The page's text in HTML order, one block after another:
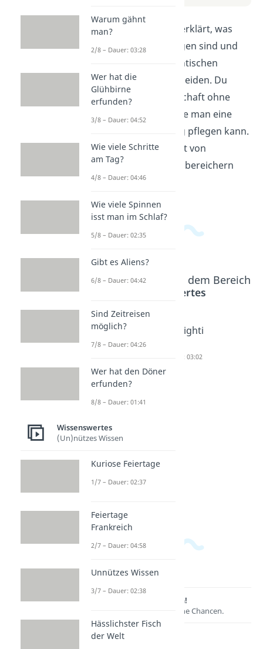
In diesem Video wird erklärt, was
platonische Beziehungen sind und
wie sie sich von romantischen
Beziehungen unterscheiden. Du
erfährst, was Freundschaft ohne
Liebe bedeutet und wie man eine
platonische Beziehung pflegen kann.
Entdecke, wie diese Art von
Beziehung dein Leben bereichern
kann.
Beliebte Inhalte aus dem Bereich
Wissenswertes
Verwan
dtschaft
Tabelle
Dauer: 04:08
Quality
Time
Gaslighti
Dauer: 03:02
Lernen lohnt sich!
Entdecke hier deine Chancen.
Warum gähnt
man?
2/8 – Dauer: 03:28
Wer hat die
Glühbirne
erfunden?
3/8 – Dauer: 04:52
Wie viele Schritte
am Tag?
4/8 – Dauer: 04:46
Wie viele Spinnen
isst man im Schlaf?
5/8 – Dauer: 02:35
Gibt es Aliens?
6/8 – Dauer: 04:42
Sind Zeitreisen
möglich?
7/8 – Dauer: 04:26
Wer hat den Döner
erfunden?
8/8 – Dauer: 01:41
Wissenswertes
(Un)nützes Wissen
Kuriose Feiertage
1/7 – Dauer: 02:37
Feiertage
Frankreich
2/7 – Dauer: 04:58
Unnützes Wissen
3/7 – Dauer: 02:38
Hässlichster Fisch
der Welt